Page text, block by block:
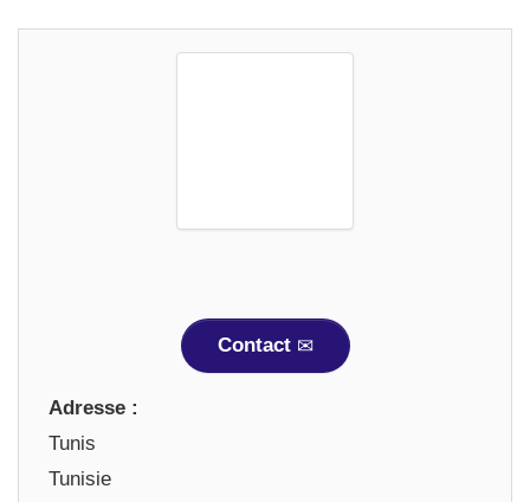
Contact
Adresse :
Tunis
Tunisie